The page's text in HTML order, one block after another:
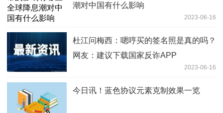
潮对中国有什么影响
2023-06-16
杜江问梅西：嗯哼买的签名照是真的吗？
网友：建议下载国家反诈APP
2023-06-16
今日讯！蓝色协议元素克制效果一览